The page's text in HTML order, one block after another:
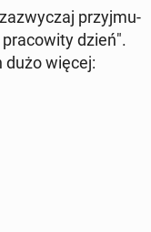
przyj­mu­
pra­co­wi­ty dzień".
dużo więcej: